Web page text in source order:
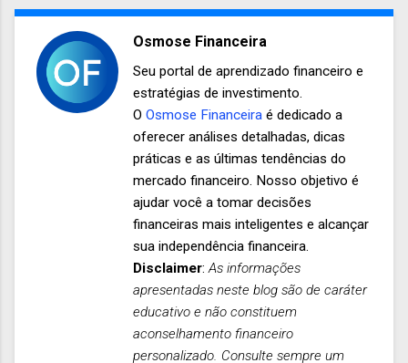
Osmose Financeira
Seu portal de aprendizado financeiro e
estratégias de investimento.
O Osmose Financeira é dedicado a
oferecer análises detalhadas, dicas
práticas e as últimas tendências do
mercado financeiro. Nosso objetivo é
ajudar você a tomar decisões
financeiras mais inteligentes e alcançar
sua independência financeira.
Disclaimer:As informações
apresentadas neste blog são de caráter
educativo e não constituem
aconselhamento financeiro
personalizado. Consulte sempre um